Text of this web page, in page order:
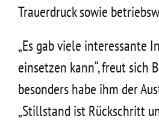
Trauerdruck sowie
„Es gab viele interessante
einsetzen kann“, freut sich
besonders habe ihm der
„Stillstand ist Rückschritt